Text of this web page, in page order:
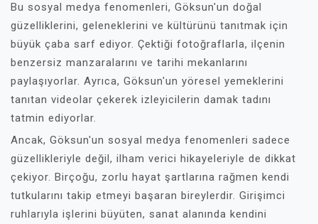
Bu sosyal medya fenomenleri, Göksun'un doğal
güzelliklerini, geleneklerini ve kültürünü tanıtmak için
büyük çaba sarf ediyor. Çektiği fotoğraflarla, ilçenin
benzersiz manzaralarını ve tarihi mekanlarını
paylaşıyorlar. Ayrıca, Göksun'un yöresel yemeklerini
tanıtan videolar çekerek izleyicilerin damak tadını
tatmin ediyorlar.
Ancak, Göksun'un sosyal medya fenomenleri sadece
güzellikleriyle değil, ilham verici hikayeleriyle de dikkat
çekiyor. Birçoğu, zorlu hayat şartlarına rağmen kendi
tutkularını takip etmeyi başaran bireylerdir. Girişimci
ruhlarıyla işlerini büyüten, sanat alanında kendini